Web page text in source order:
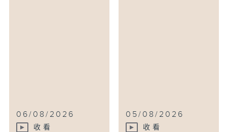
06/08/2026
收看
05/08/2026
收看